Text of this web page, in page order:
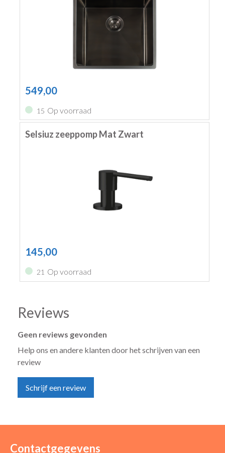
549,00
15 Op voorraad
Selsiuz zeeppomp Mat Zwart
145,00
21 Op voorraad
Reviews
Geen reviews gevonden
Help ons en andere klanten door het schrijven van een
review
Schrijf een review
Uw naam *
Contactgegevens